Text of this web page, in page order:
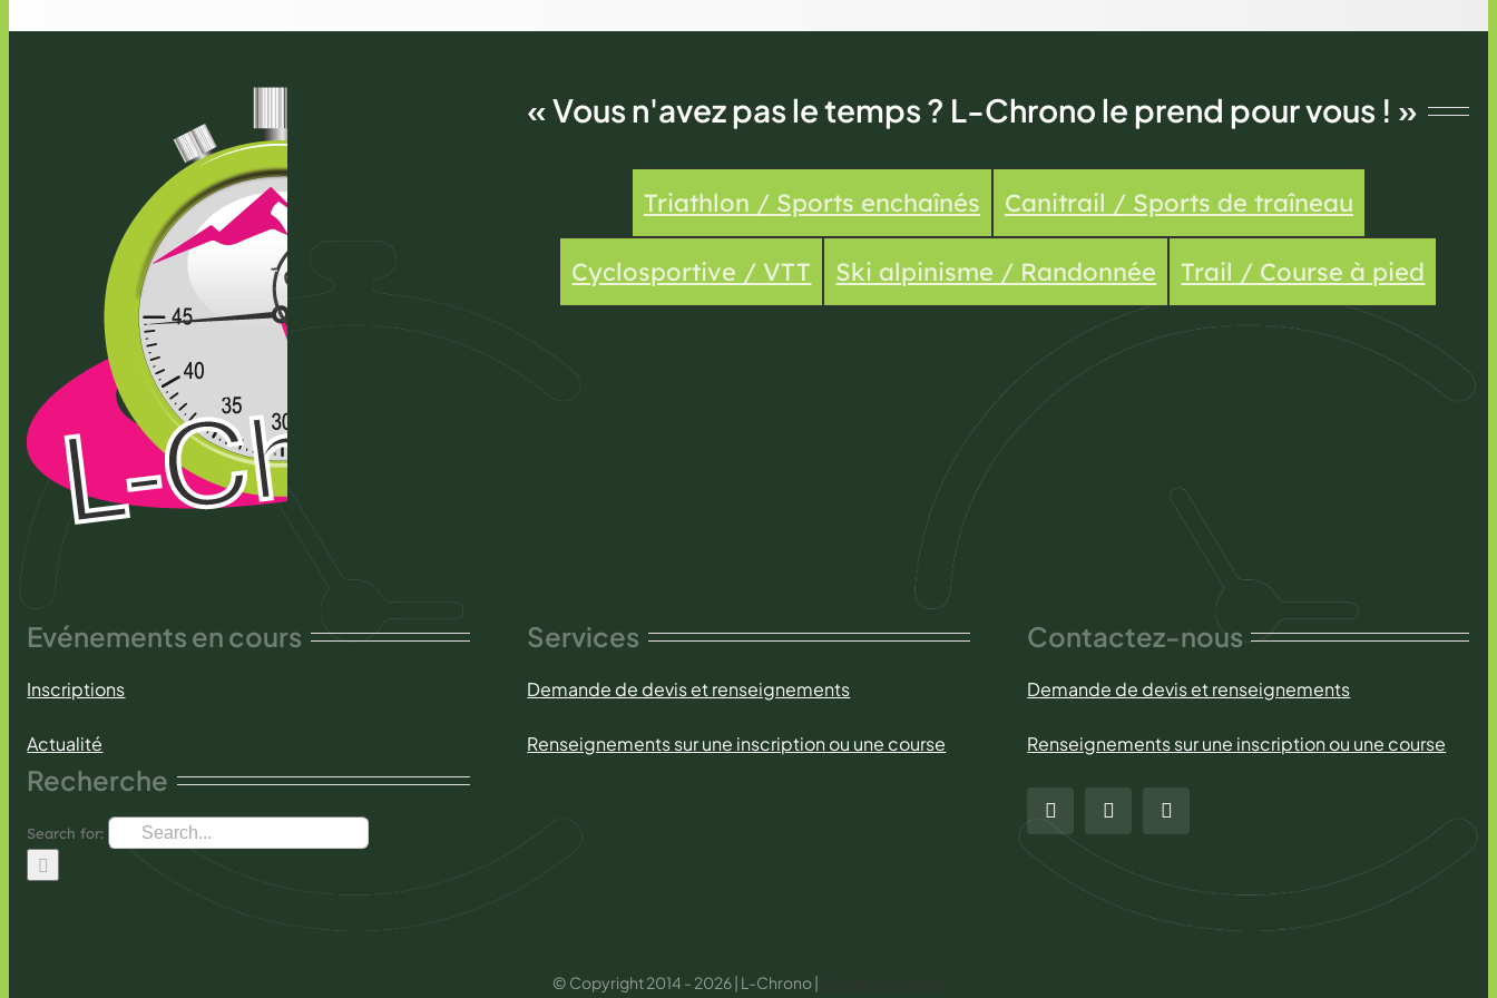
« Vous n'avez pas le temps ? L-Chrono le prend pour vous ! »
Triathlon / Sports enchaînés Canitrail / Sports de traîneau
Cyclosportive / VTT Ski alpinisme / Randonnée Trail / Course à pied
Evénements en cours
Inscriptions
Actualité
Recherche
Search for:
Services
Demande de devis et renseignements
Renseignements sur une inscription ou une course
Contactez-nous
Demande de devis et renseignements
Renseignements sur une inscription ou une course
© Copyright 2014 - 2026 | L-Chrono |